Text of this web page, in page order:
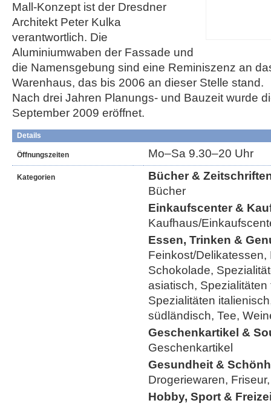
Mall-Konzept ist der Dresdner
Architekt Peter Kulka
verantwortlich. Die
Aluminiumwaben der Fassade und
die Namensgebung sind eine Reminiszenz an
Warenhaus, das bis 2006 an dieser Stelle stand.
Nach drei Jahren Planungs- und Bauzeit wurde
September 2009 eröffnet.
Details
Öffnungszeiten Mo–Sa 9.30–20 Uhr
Kategorien
Bücher &
Bücher
Einkaufscenter &
Kaufhaus/
Essen, Trinken &
Feinkost/Delikatessen,
Schokolade,
asiatisch,
Spezialitäten
südländisch, Tee,
Geschenkartikel &
Geschenkartikel
Gesundheit &
Drogeriewaren,
Hobby, Sport &